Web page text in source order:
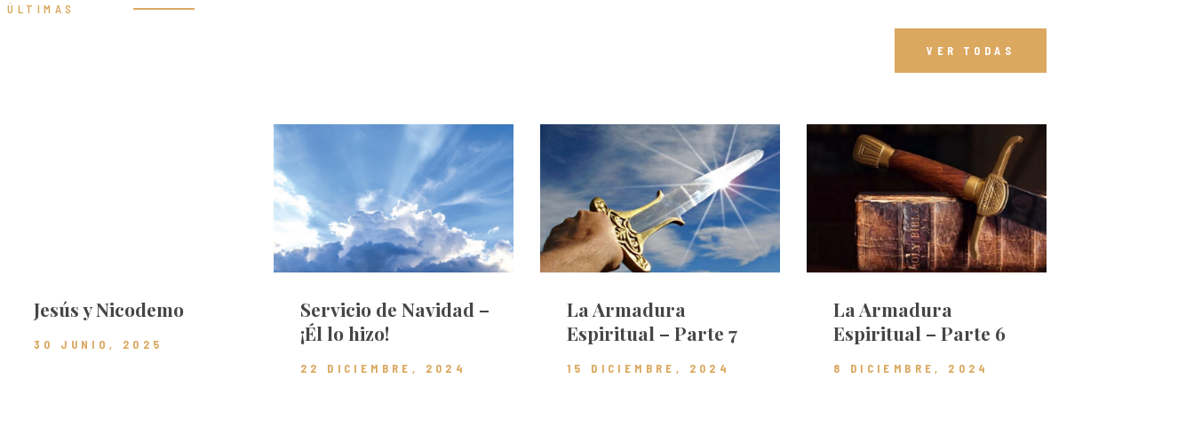
ÚLTIMAS
VER TODAS
Jesús y Nicodemo
30 JUNIO, 2025
Servicio de Navidad –
¡Él lo hizo!
22 DICIEMBRE, 2024
La Armadura
Espiritual – Parte 7
15 DICIEMBRE, 2024
La Armadura
Espiritual – Parte 6
8 DICIEMBRE, 2024